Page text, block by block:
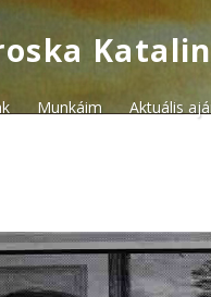
Katalin
Munkáim Aktuális